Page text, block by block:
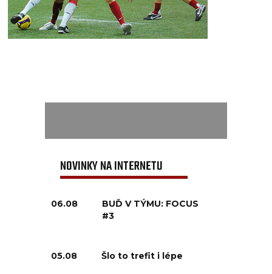
NOVINKY NA INTERNETU
06.08
BUĎ V TÝMU: FOCUS
#3
05.08 Šlo to trefit i lépe